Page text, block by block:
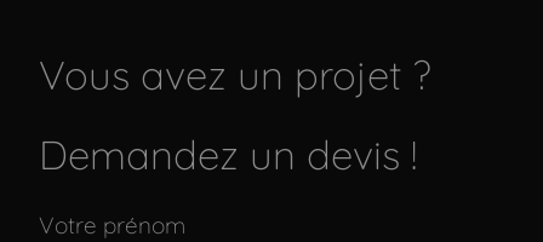
Vous avez un projet ?
Demandez un devis !
Votre prénom